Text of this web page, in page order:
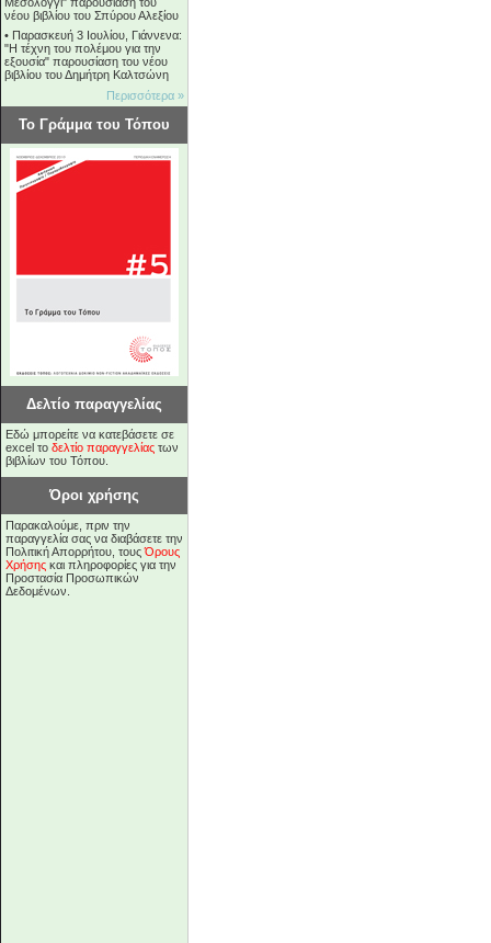
νέου βιβλίου του Σπύρου Αλεξίου
• Παρασκευή 3 Ιουλίου, Γιάννενα:
"Η τέχνη του πολέμου για την
εξουσία" παρουσίαση του νέου
βιβλίου του Δημήτρη Καλτσώνη
Περισσότερα »
Το Γράμμα του Τόπου
Δελτίο παραγγελίας
Εδώ μπορείτε να κατεβάσετε σε
excel το δελτίο παραγγελίας των
βιβλίων του Τόπου.
Όροι χρήσης
Παρακαλούμε, πριν την
παραγγελία σας να διαβάσετε την
Πολιτική Απορρήτου, τουςΌρους
Χρήσης και πληροφορίες για την
Προστασία Προσωπικών
Δεδομένων.